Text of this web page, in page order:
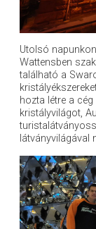
Utolsó
Wattensben
található a
hozta létre a
kristályvilágot,
látványvilágával